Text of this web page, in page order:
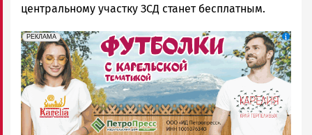
центральному участку ЗСД станет бесплатным.
erid: Pb3XmBtzt7qh4nNaikXnuHE1bzSb6Vb4eeL28Ue
РЕКЛАМА
Реклама